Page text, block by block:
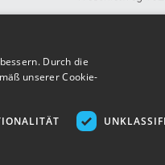
Durch die
unserer Cookie-